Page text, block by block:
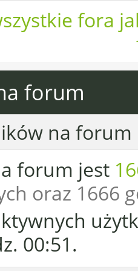
fora
forum
na forum
forum jest
oraz 1666
00:51.